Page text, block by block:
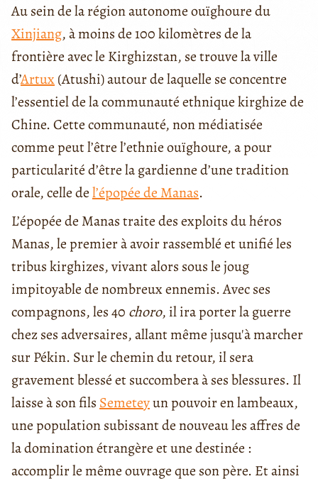
Au sein de la région autonome ouïghoure du
Xinjiang, à moins de 100 kilomètres de la
frontière avec le Kirghizstan, se trouve la ville
d’Artux(Atushi) autour de laquelle se concentre
l’essentiel de la communauté ethnique kirghize de
Chine. Cette communauté, non médiatisée
comme peut l’être l’ethnie ouïghoure, a pour
particularité d’être la gardienne d’une tradition
orale, celle del’épopée de Manas.
L’épopée de Manastraite des exploits du héros
Manas, le premier à avoir rassemblé et unifié les
tribus kirghizes, vivant alors sous le joug
impitoyable de nombreux ennemis. Avec ses
compagnons, les 40 choro, il ira porter la guerre
chez ses adversaires, allant même jusqu'à marcher
sur Pékin. Sur le chemin du retour, il sera
gravement blessé et succombera à ses blessures. Il
laisse à son fils Semeteyun pouvoir en lambeaux,
une population subissant de nouveau les affres de
la domination étrangère et une destinée :
accomplir le même ouvrage que son père. Et ainsi